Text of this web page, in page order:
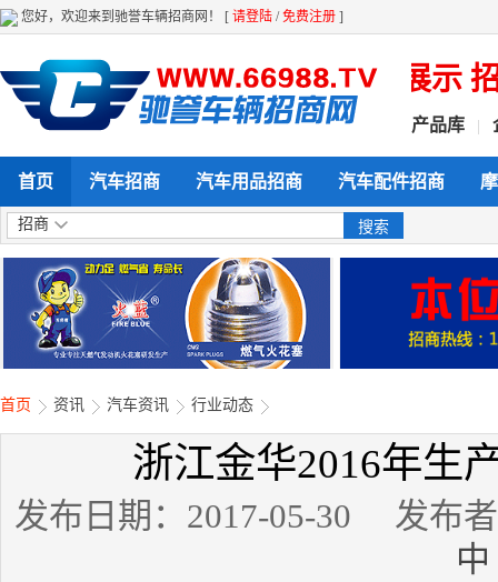
您好，欢迎来到驰誉车辆招商网！ [ 请登陆 /免费注册 ]
候 全方位给力企业产品展示 招
产品库
首页 汽车招商 汽车用品招商 汽车配件招商
招商
首页 资讯 汽车资讯 行业动态
浙江金华2016年生
发布日期：2017-05-30 发
中